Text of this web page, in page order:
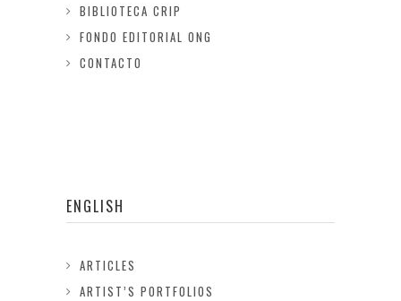
BIBLIOTECA CRIP
FONDO EDITORIAL ONG
CONTACTO
ENGLISH
ARTICLES
ARTIST’S PORTFOLIOS